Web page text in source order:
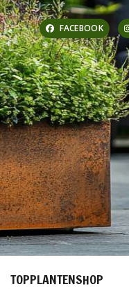
FACEBOOK
TOPPLANTENSHOP